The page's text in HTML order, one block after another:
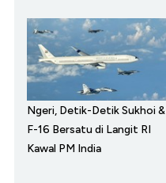
Ngeri, Detik-Detik Sukhoi &
F-16 Bersatu di Langit RI
Kawal PM India